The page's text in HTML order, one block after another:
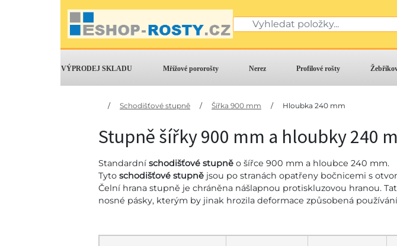
VÝPRODEJ SKLADU Mřížové pororošty Nerez Profilové rošty
/ Schodišťové stupně / Šířka 900 mm / Hloubka 240 mm
Stupně šířky 900 mm a hloubky 240
Standardní schodišťové stupně o šířce 900 mm a hloubce 240 mm.
Tyto schodišťové stupně jsou po stranách opatřeny bočnicemi s
Čelní hrana stupně je chráněna nášlapnou protiskluzovou hranou.
nosné pásky, kterým by jinak hrozila deformace způsobená